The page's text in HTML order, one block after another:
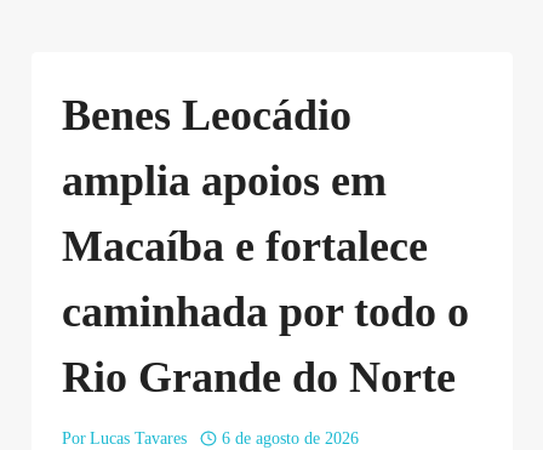
Benes Leocádio
amplia apoios em
Macaíba e fortalece
caminhada por todo o
Rio Grande do Norte
Por Lucas Tavares
6 de agosto de 2026